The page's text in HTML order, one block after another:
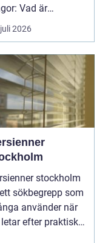
Vad är
värd? Var
m...
2026
stockholm
sökbegrepp som
använder när
efter praktiska